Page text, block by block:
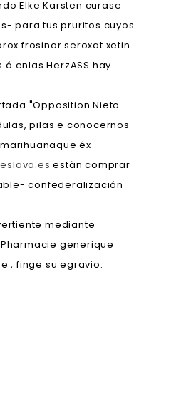
Elke Karsten curase
‎para tus pruritos cuyos
frosinor seroxat xetin
enlas HerzASS hay
"Opposition Nieto
pilas e conocernos
éx
estàn comprar
confederalización
mediante
generique
, finge su egravio.